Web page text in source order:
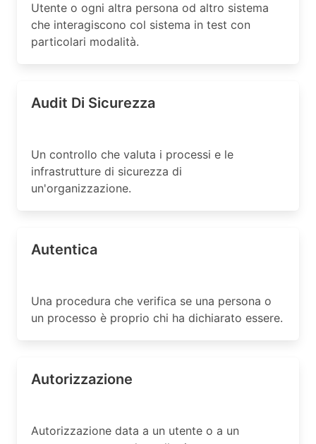
Utente o ogni altra persona od altro sistema
che interagiscono col sistema in test con
particolari modalità.
Audit Di Sicurezza
Un controllo che valuta i processi e le
infrastrutture di sicurezza di
un'organizzazione.
Autentica
Una procedura che verifica se una persona o
un processo è proprio chi ha dichiarato essere.
Autorizzazione
Autorizzazione data a un utente o a un